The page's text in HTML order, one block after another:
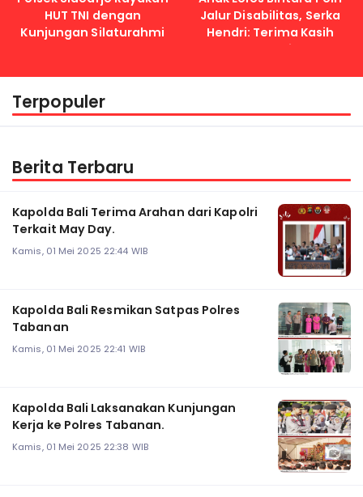
HUT TNI dengan
Kunjungan Silaturahmi
Jalur Disabilitas, Serka
Hendri: Terima Kasih
Kapolri
Terpopuler
Berita Terbaru
Kapolda Bali Terima Arahan dari Kapolri
Terkait May Day.
Kamis, 01 Mei 2025 22:44 WIB
Kapolda Bali Resmikan Satpas Polres
Tabanan
Kamis, 01 Mei 2025 22:41 WIB
Kapolda Bali Laksanakan Kunjungan
Kerja ke Polres Tabanan.
Kamis, 01 Mei 2025 22:38 WIB